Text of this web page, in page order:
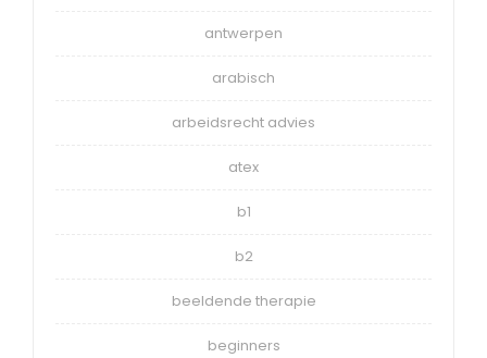
antwerpen
arabisch
arbeidsrecht advies
atex
b1
b2
beeldende therapie
beginners